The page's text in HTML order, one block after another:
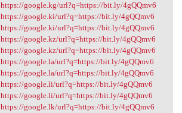
https://google.kg/url?q=https://bit.ly/4gQQmv6
https://google.ki/url?q=https://bit.ly/4gQQmv6
https://google.ki/url?q=https://bit.ly/4gQQmv6
https://google.kz/url?q=https://bit.ly/4gQQmv6
https://google.kz/url?q=https://bit.ly/4gQQmv6
https://google.la/url?q=https://bit.ly/4gQQmv6
https://google.la/url?q=https://bit.ly/4gQQmv6
https://google.li/url?q=https://bit.ly/4gQQmv6
https://google.li/url?q=https://bit.ly/4gQQmv6
https://google.lk/url?q=https://bit.ly/4gQQmv6